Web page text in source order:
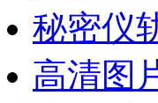
秘密仪
高清图